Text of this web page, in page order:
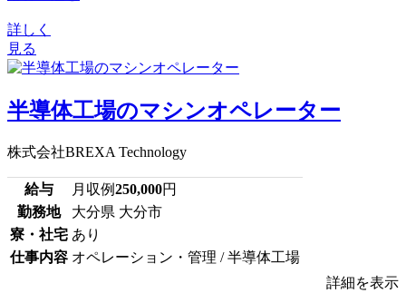
詳しく
見る
半導体工場のマシンオペレーター
株式会社BREXA Technology
給与 月収例250,000円
勤務地
大分県 大分市
寮・社宅 あり
仕事内容 オペレーション・管理 / 半導体工場
詳細を表示